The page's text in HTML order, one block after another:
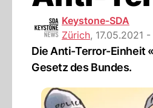
Keystone-SDA
Zürich, 17.05.2021
Die Anti-Terror-Einheit
Gesetz des Bundes.